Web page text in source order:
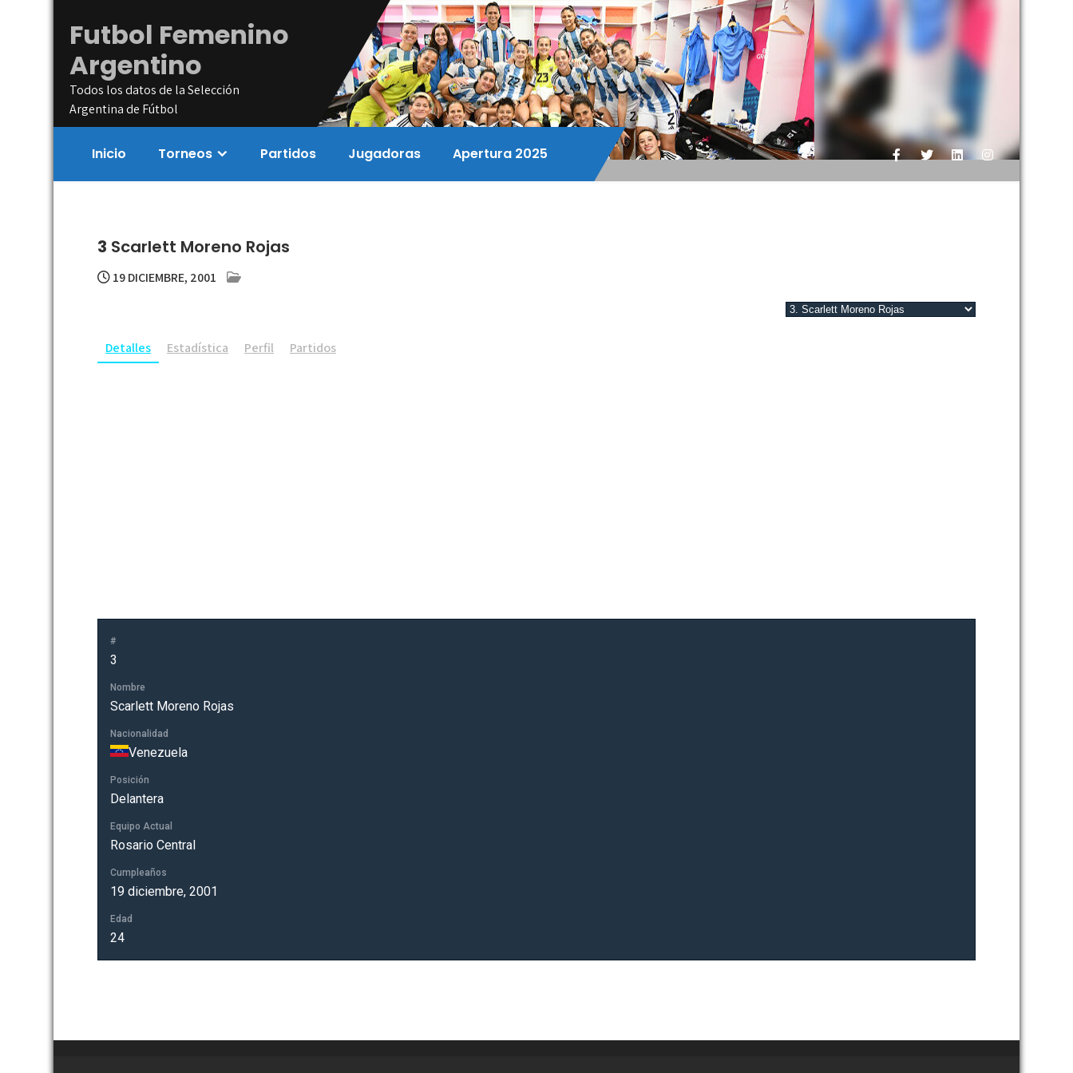
Futbol Femenino
Argentino
Todos los datos de la Selección
Argentina de Fútbol
Inicio Torneos Partidos Jugadoras Apertura 2025
3 Scarlett Moreno Rojas
19 DICIEMBRE, 2001
Detalles Estadística Perfil Partidos
#
3
Nombre
Scarlett Moreno Rojas
Nacionalidad
Venezuela
Posición
Delantera
Equipo Actual
Rosario Central
Cumpleaños
19 diciembre, 2001
Edad
24